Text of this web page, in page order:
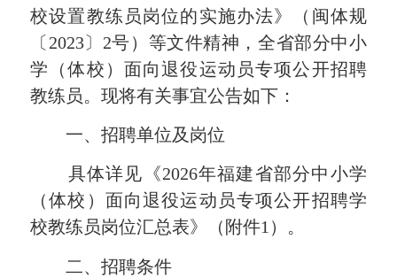
校设置教练员岗位的实施办法》（闽体规
〔2023〕2号）等文件精神，全省部分中小
学（体校）面向退役运动员专项公开招聘
教练员。现将有关事宜公告如下：
一、招聘单位及岗位
具体详见《2026年福建省部分中小学
（体校）面向退役运动员专项公开招聘学
校教练员岗位汇总表》（附件1）。
二、招聘条件